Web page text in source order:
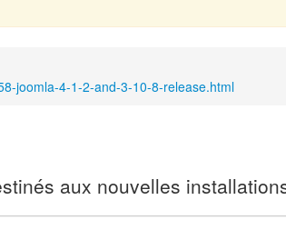
joomla-4-1-2-and-3-10-8-release.html
aux nouvelles